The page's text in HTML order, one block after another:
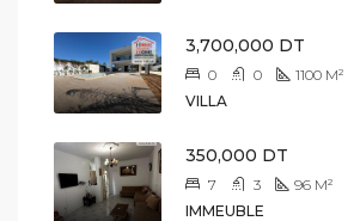
3,700,000 DT
0 0 1100 M²
VILLA
350,000 DT
7 3 96 M²
IMMEUBLE